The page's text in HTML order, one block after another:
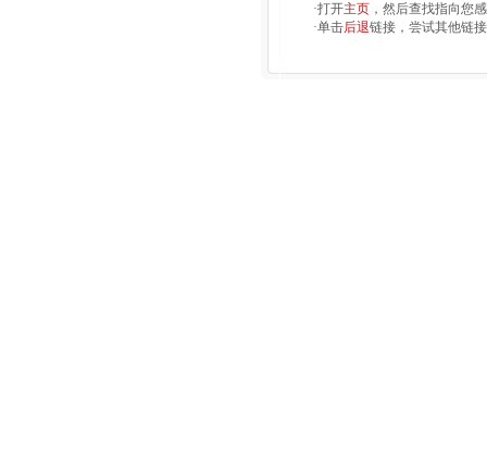
·打开主页 ，然后查找指向您
·单击后退链接，尝试其他链